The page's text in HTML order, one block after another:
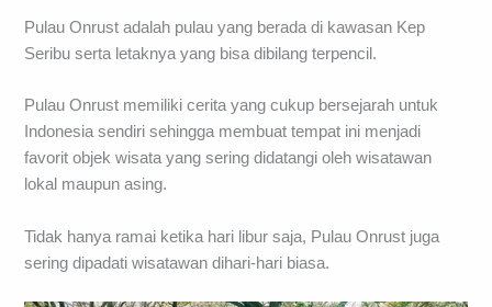
Pulau Onrust adalah pulau yang berada di kawasan Kep
Seribu serta letaknya yang bisa dibilang terpencil.
Pulau Onrust memiliki cerita yang cukup bersejarah untuk
Indonesia sendiri sehingga membuat tempat ini menjadi
favorit objek wisata yang sering didatangi oleh wisatawan
lokal maupun asing.
Tidak hanya ramai ketika hari libur saja, Pulau Onrust juga
sering dipadati wisatawan dihari-hari biasa.